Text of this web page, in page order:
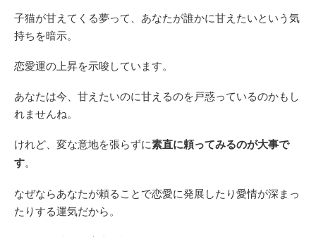
子猫が甘えてくる夢って、あなたが誰かに甘えたいという気
持ちを暗示。
恋愛運の上昇を示唆しています。
あなたは今、甘えたいのに甘えるのを戸惑っているのかもし
れませんね。
けれど、変な意地を張らずに素直に頼ってみるのが大事で
す。
なぜならあなたが頼ることで恋愛に発展したり愛情が深まっ
たりする運気だから。